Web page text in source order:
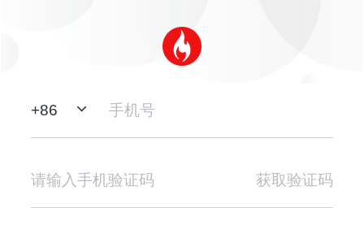
+86
获取验证码